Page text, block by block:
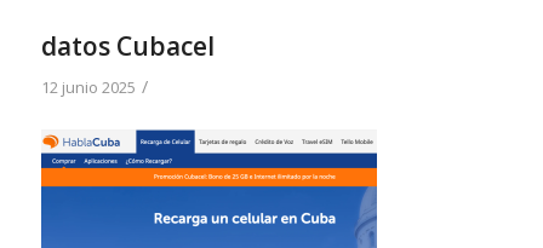
datos Cubacel
12 junio 2025 /